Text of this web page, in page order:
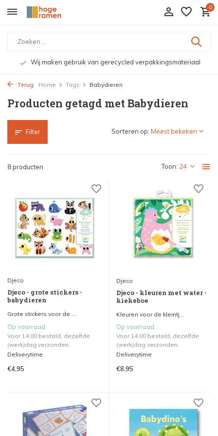
0
Wij maken gebruik van gerecycled verpakkingsmateriaal
Terug Home Tags Babydieren
Producten getagd met Babydieren
Filter
8 producten Toon:
Sorteren op:
Djeco
Djeco - grote stickers -
babydieren
Grote stickers voor de ...
Op voorraad
Voor 14.00 besteld, dezelfde
(werk)dag verzonden.
Deliverytime
€4,95
Djeco
Djeco - kleuren met water -
kiekeboe
Kleuren voor de kleintj...
Op voorraad
Voor 14.00 besteld, dezelfde
(werk)dag verzonden.
Deliverytime
€8,95